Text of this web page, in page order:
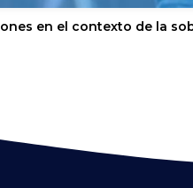
en el contexto de la